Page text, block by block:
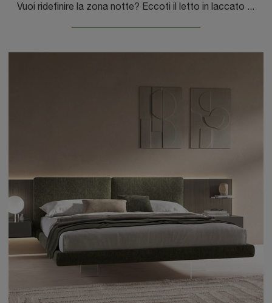
Vuoi ridefinire la zona notte? Eccoti il letto in laccato opaco Fred di Spagnol Mobili per spazi moderni.